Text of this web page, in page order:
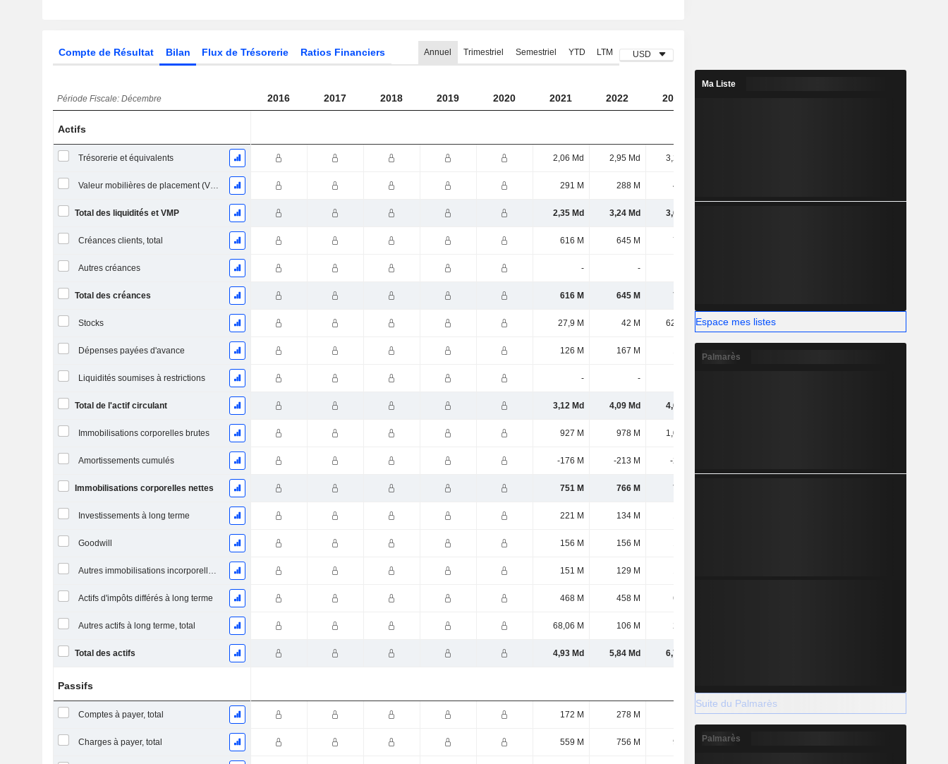
Compte de Résultat Bilan Flux de Trésorerie Ratios Financiers Annuel Trimestriel Semestriel YTD LTM USD
Période Fiscale: Décembre 2016 2017 2018 2019 2020 2021 2022 2023
Actifs
Trésorerie et équivalents 2,06 Md 2,95 Md 3,21 Md
Valeur mobilières de placement (VMP) à court terme 291 M 288 M 443 M
Total des liquidités et VMP 2,35 Md 3,24 Md 3,66 Md
Créances clients, total 616 M 645 M 744 M
Autres créances - -
Total des créances 616 M 645 M 744 M
Stocks 27,9 M 42 M 62,97 M 58,87 M
Dépenses payées d'avance 126 M 167 M 169 M
Liquidités soumises à restrictions - -
Total de l'actif circulant 3,12 Md 4,09 Md 4,65 Md
Immobilisations corporelles brutes 927 M 978 M 1,05 Md
Amortissements cumulés -176 M -213 M -270 M
Immobilisations corporelles nettes 751 M 766 M 777 M
Investissements à long terme 221 M 134 M
Goodwill 156 M 156 M
Autres immobilisations incorporelles, total 151 M 129 M
Actifs d'impôts différés à long terme 468 M 458 M 632 M
Autres actifs à long terme, total 68,06 M 106 M 261 M
Total des actifs 4,93 Md 5,84 Md 6,78 Md
Passifs
Comptes à payer, total 172 M 278 M 110 M 197 M 210 M
Charges à payer, total 559 M 756 M 968 M 1,31 Md
Ma Liste
Espace mes listes
Palmarès
Suite du Palmarès
Palmarès